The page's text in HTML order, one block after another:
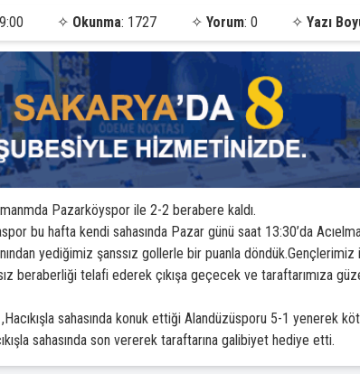
✧ Okunma: 1727 ✧ Yorum: 0 ✧Yazı
Pazarköyspor ile 2-2 berabere kaldı.
bu hafta kendi sahasında Pazar günü saat 13:30’da
yediğimiz şanssız gollerle bir puanla
beraberliği telafi ederek çıkışa geçecek ve taraftarımıza
sahasında konuk ettiği Alandüzüsporu 5-1 yenerek
sahasında son vererek taraftarına galibiyet hediye etti.